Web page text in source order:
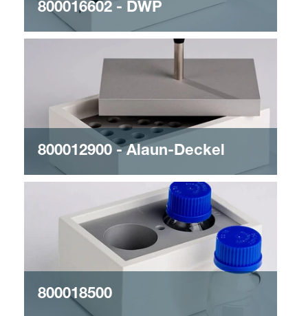
800016602 - DWP
800012900 - Alaun-Deckel
800018500